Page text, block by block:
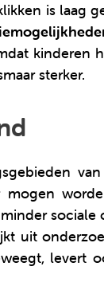
is laag
kinderen
sterker.
sociale
uit
levert